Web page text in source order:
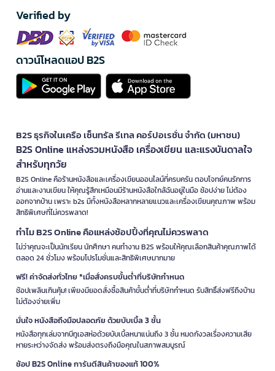
Verified by
ดาวน์โหลดแอป B2S
B2S ธุรกิจในเครือ เซ็นทรัล รีเทล คอร์ปอเรชั่น จำกัด (มหาชน)
B2S Online แหล่งรวมหนังสือ เครื่องเขียน และแรงบันดาลใจ
สำหรับทุกวัย
B2S Online คือร้านหนังสือและเครื่องเขียนออนไลน์ที่ครบครัน ตอบโจทย์คนรักการ
อ่านและงานเขียน ให้คุณรู้สึกเหมือนมีร้านหนังสือใกล้ฉันอยู่ในมือ ช้อปง่าย ไม่ต้อง
ออกจากบ้าน เพราะ b2s มีทั้งหนังสือหลากหลายแนวและเครื่องเขียนคุณภาพ พร้อม
สิทธิพิเศษที่ไม่ควรพลาด!
ทำไม B2S Online คือแหล่งช้อปปิ้งที่คุณไม่ควรพลาด
ไม่ว่าคุณจะเป็นนักเรียน นักศึกษา คนทำงาน B2S พร้อมให้คุณเลือกสินค้าคุณภาพได้
ตลอด 24 ชั่วโมง พร้อมโปรโมชั่นและสิทธิพิเศษมากมาย
ฟรี! ค่าจัดส่งทั่วไทย *เมื่อสั่งครบขั้นต่ำที่บริษัทกำหนด
ช้อปเพลินเกินคุ้ม! เพียงมียอดสั่งซื้อสินค้าขั้นต่ำที่บริษัทกำหนด รับสิทธิ์ส่งฟรีถึงบ้าน
ไม่ต้องจ่ายเพิ่ม
มั่นใจ หนังสือถึงมือปลอดภัย ด้วยบับเบิ้ล 3 ชั้น
หนังสือทุกเล่มจากบีทูเอสห่อด้วยบับเบิ้ลหนาแน่นถึง 3 ชั้น หมดกังวลเรื่องความเสีย
หายระหว่างจัดส่ง พร้อมส่งตรงถึงมือคุณในสภาพสมบูรณ์
ช้อป B2S Online การันตีสินค้าของแท้ 100%